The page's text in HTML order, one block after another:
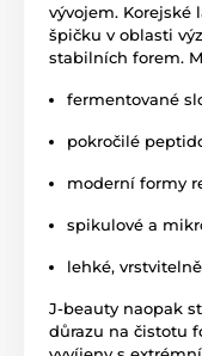
vývojem. Korejské
špičku v oblasti
stabilních forem.
fermentované
pokročilé
moderní formy
spikulové a
lehké,
J-beauty naopak
důrazu na čistotu